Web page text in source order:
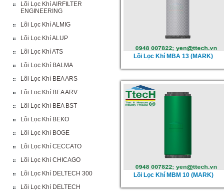
Lõi Lọc Khí AIRFILTER
ENGINEERING
Lõi Lọc Khí ALMIG
Lõi Lọc Khí ALUP
Lõi Lọc Khí ATS
Lõi Lọc Khí BALMA
Lõi Lọc Khí BEA ARS
Lõi Lọc Khí BEA ARV
Lõi Lọc Khí BEA BST
Lõi Lọc Khí BEKO
Lõi Lọc Khí BOGE
Lõi Lọc Khí CECCATO
Lõi Lọc Khí CHICAGO
Lõi Lọc Khí DELTECH 300
Lõi Lọc Khí DELTECH
Lõi Lọc Khí MBA 13 (MARK)
Lõi Lọc Khí MBM 10 (MARK)